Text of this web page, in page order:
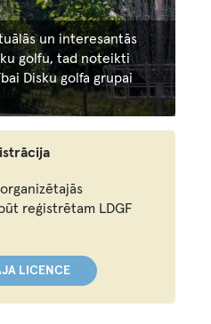
un interesantās
golfu, tad noteikti
Disku golfa grupai
reģistrētam LDGF
LICENCE